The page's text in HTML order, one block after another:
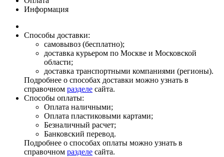
Информация
Способы доставки:
самовывоз (бесплатно);
доставка курьером по Москве и Московской
области;
доставка транспортными компаниями (регионы).
Подробнее о способах доставки можно узнать в
справочном разделе сайта.
Способы оплаты:
Оплата наличными;
Оплата пластиковыми картами;
Безналичный расчет;
Банковский перевод.
Подробнее о способах оплаты можно узнать в
справочном разделе сайта.